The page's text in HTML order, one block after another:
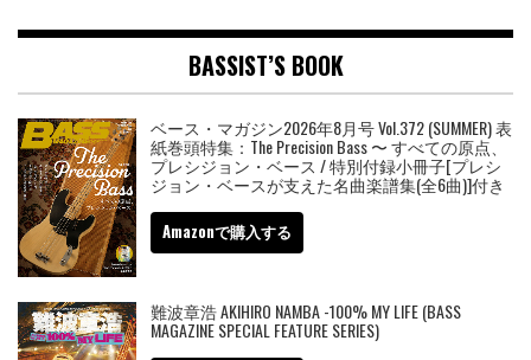
BASSIST’S BOOK
ベース・マガジン2026年8月号 Vol.372 (SUMMER) 表
紙巻頭特集：The Precision Bass 〜 すべての原点、
プレシジョン・ベース / 特別付録小冊子[プレシ
ジョン・ベースが支えた名曲楽譜集(全6曲)]付き
Amazonで購入する
難波章浩 AKIHIRO NAMBA -100% MY LIFE (BASS
MAGAZINE SPECIAL FEATURE SERIES)